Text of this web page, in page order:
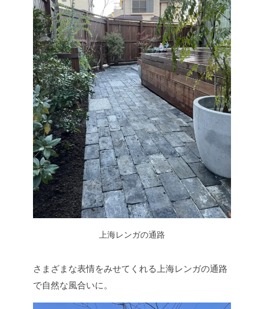
上海レンガの通路
さまざまな表情をみせてくれる上海レンガの通路
で自然な風合いに。